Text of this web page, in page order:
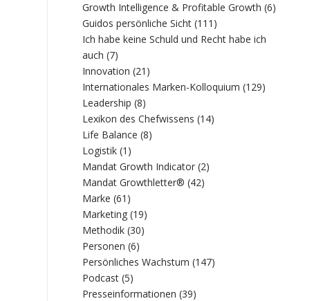
Growth Intelligence & Profitable Growth (6)
Guidos persönliche Sicht (111)
Ich habe keine Schuld und Recht habe ich
auch (7)
Innovation (21)
Internationales Marken-Kolloquium (129)
Leadership (8)
Lexikon des Chefwissens (14)
Life Balance (8)
Logistik (1)
Mandat Growth Indicator (2)
Mandat Growthletter® (42)
Marke (61)
Marketing (19)
Methodik (30)
Personen (6)
Persönliches Wachstum (147)
Podcast (5)
Presseinformationen (39)